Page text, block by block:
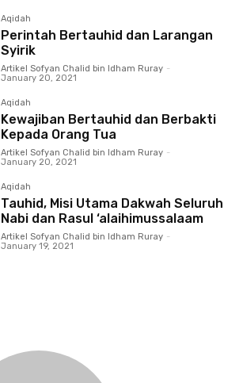
Aqidah
Perintah Bertauhid dan Larangan
Syirik
Artikel Sofyan Chalid bin Idham Ruray -
January 20, 2021
Aqidah
Kewajiban Bertauhid dan Berbakti
Kepada Orang Tua
Artikel Sofyan Chalid bin Idham Ruray -
January 20, 2021
Aqidah
Tauhid, Misi Utama Dakwah Seluruh
Nabi dan Rasul ‘alaihimussalaam
Artikel Sofyan Chalid bin Idham Ruray -
January 19, 2021